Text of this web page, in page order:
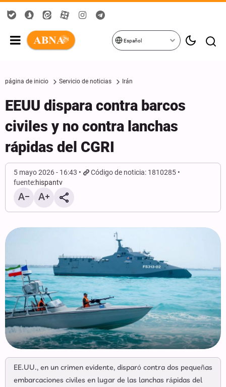
Español
página de inicio Servicio de noticias Irán
EEUU dispara contra barcos
civiles y no contra lanchas
rápidas del CGRI
5 mayo 2026 - 16:43
Código de noticia: 1810285
fuente:hispantv
EE.UU., en un crimen evidente, disparó contra dos pequeñas
embarcaciones civiles en lugar de las lanchas rápidas del